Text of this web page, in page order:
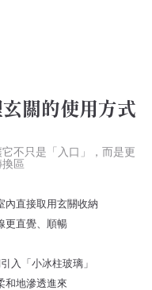
關的使用方式
不只是「入口」，而是更
區
內直接取用玄關收納
更直覺、順暢
入「小冰柱玻璃」
和地滲透進來